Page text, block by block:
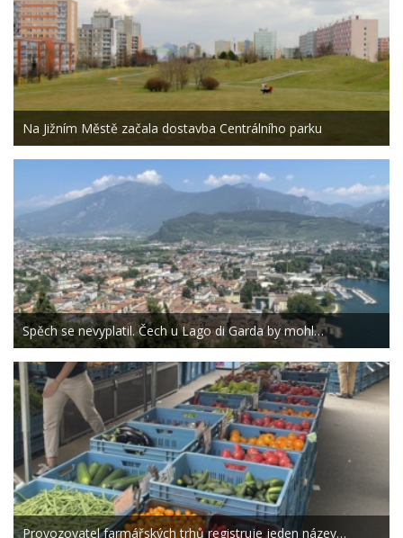
Na Jižním Městě začala dostavba Centrálního parku
Spěch se nevyplatil. Čech u Lago di Garda by mohl…
Provozovatel farmářských trhů registruje jeden název…